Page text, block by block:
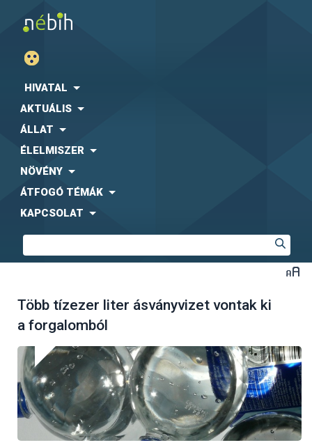
HIVATAL
AKTUÁLIS
ÁLLAT
ÉLELMISZER
NÖVÉNY
ÁTFOGÓ TÉMÁK
KAPCSOLAT
Több tízezer liter ásványvizet vontak ki
a forgalomból